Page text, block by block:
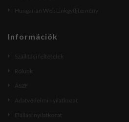
Hungarian Web Linkgyűjtemény
Információk
Szállítási feltételek
Rólunk
ÁSZF
Adatvédelmi nyilatkozat
Elállási nyilatkozat